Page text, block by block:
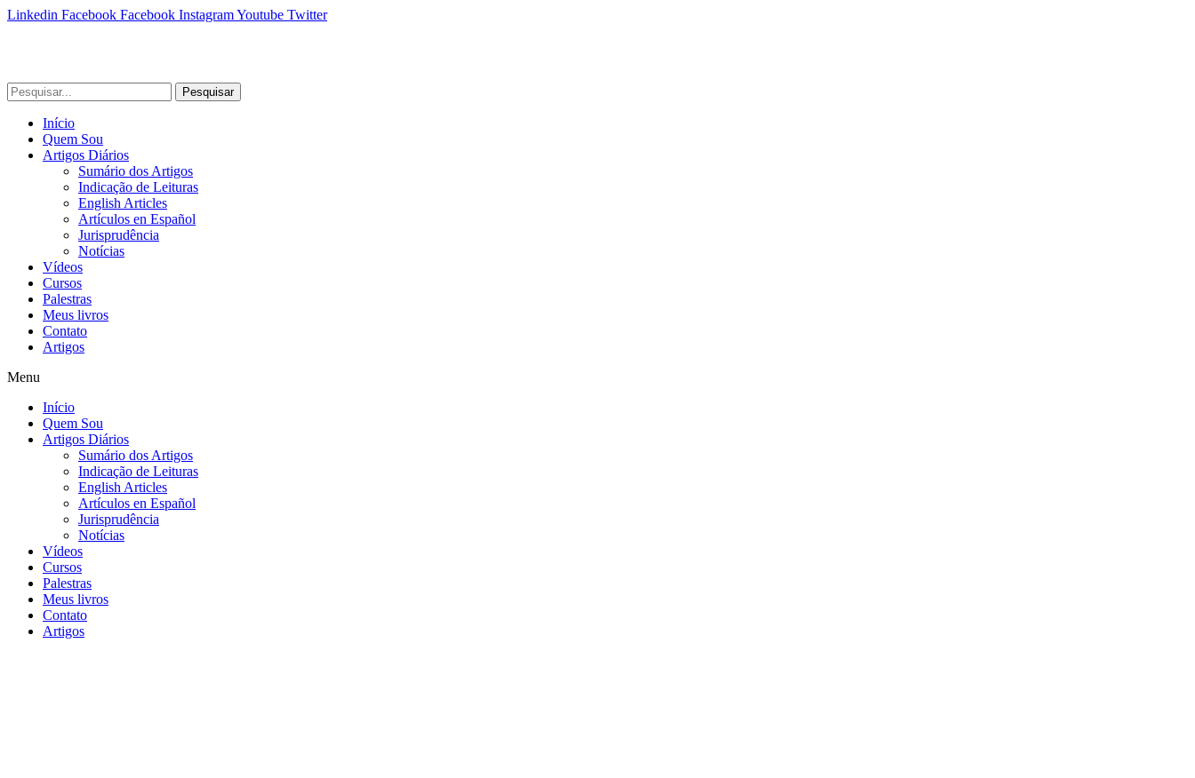
Linkedin Facebook Facebook InstagramYoutube Twitter
Pesquisar
Início
Quem Sou
Artigos Diários
Sumário dos Artigos
Indicação de Leituras
English Articles
Artículos en Español
Jurisprudência
Notícias
Vídeos
Cursos
Palestras
Meus livros
Contato
Artigos
Menu
Início
Quem Sou
Artigos Diários
Sumário dos Artigos
Indicação de Leituras
English Articles
Artículos en Español
Jurisprudência
Notícias
Vídeos
Cursos
Palestras
Meus livros
Contato
Artigos